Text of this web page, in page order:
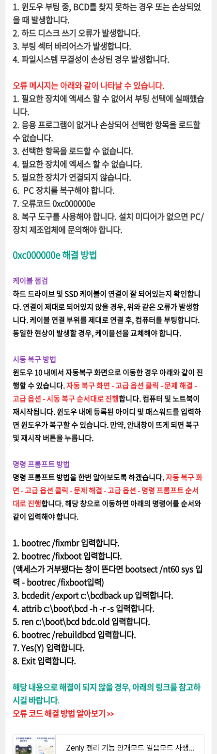
1. 윈도우 부팅 중, BCD를 찾지 못하는 경우 또는 손상되었
을 때 발생합니다.
2. 하드 디스크 쓰기 오류가 발생합니다.
3. 부팅 섹터 바리어스가 발생합니다.
4. 파일시스템 무결성이 손상된 경우 발생합니다.
오류메시지는 아래와 같이 나타날 수 있습니다.
1. 필요한 장치에 액세스 할 수 없어서 부팅 선택에 실패했습
니다.
2. 응용 프로그램이 없거나 손상되어 선택한 항목을 로드할
수 없습니다.
3. 선택한 항목을 로드할 수 없습니다.
4. 필요한 장치에 엑세스 할 수 없습니다.
5. 필요한 장치가 연결되지 않습니다.
6. PC 장치를 복구해야 합니다.
7. 오류코드 0xc000000e
8. 복구 도구를 사용해야 합니다. 설치 미디어가 없으면 PC/
장치 제조업체에 문의해야 합니다.
0xc000000e 해결 방법
케이블 점검
하드 드라이브 및 SSD 케이블이 연결이 잘 되어있는지 확인합니
다. 연결이 제대로 되어있지 않을 경우, 위와 같은 오류가 발생합
니다. 케이블 연결 부위를 제대로 연결 후, 컴퓨터를 부팅합니다.
동일한 현상이 발생할 경우, 케이블선을 교체해야 합니다.
시동 복구 방법
윈도우 10 내에서 자동복구 화면으로 이동한 경우 아래와 같이 진
행할 수 있습니다.자동 복구 화면 - 고급 옵션 클릭 - 문제 해결 -
고급 옵션 - 시동 복구 순서대로 진행합니다. 컴퓨터 및 노트북이
재시작됩니다. 윈도우 내에 등록된 아이디 및 패스워드를 입력하
면 윈도우가 복구할 수 있습니다. 만약, 안내창이 뜨게 되면 복구
및 재시작 버튼을 누릅니다.
명령 프롬프트 방법
명령 프롬프트 방법을 한번 알아보도록 하겠습니다.자동 복구 화
면 - 고급 옵션 클릭 - 문제 해결 - 고급 옵션 - 명령 프롬프트 순서
대로 진행합니다. 해당 창으로 이동하면 아래의 명령어를 순서와
같이 입력해야 합니다.
1. bootrec /fixmbr 입력합니다.
2. bootrec /fixboot 입력합니다.
(액세스가 거부됐다는 창이 뜬다면 bootsect /nt60 sys 입
력 - bootrec /fixboot입력)
3. bcdedit /export c:\bcdback up 입력합니다.
4. attrib c:\boot\bcd -h -r -s 입력합니다.
5. ren c:\boot\bcd bdc.old 입력합니다.
6. bootrec /rebuildbcd 입력합니다.
7. Yes(Y) 입력합니다.
8. Exit 입력합니다.
해당 내용으로 해결이 되지 않을 경우, 아래의 링크를 참고하
시길 바랍니다.
오류 코드 해결 방법 알아보기 >>
Zenly 젠리 기능 안개모드 얼음모드 사생활 침해 정리